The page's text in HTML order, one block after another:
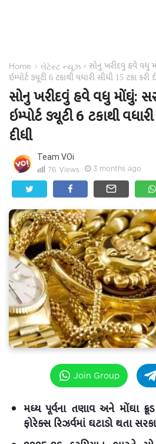
Home › લેટેસ્ટ ન્યૂઝ › સોનુ ખરીદવું હવે વધુ
ઇમ્પોર્ટ ડ્યૂટી 6 ટકાથી વધારી સીધી 15 ટકા કરી
સોનુ ખરીદવું હવે વધુ મોંઘું:
ઇમ્પોર્ટ ડ્યૂટી 6 ટકાથી
દીધી
Team VOi
76 Views 3 months ago
Join Group
મધ્ય પૂર્વના તણાવ અને મોંઘા
ફોરેક્સ રિઝર્વમાં ઘટાડો થતા